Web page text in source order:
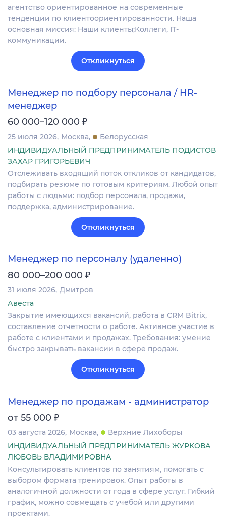
агентство ориентированное на современные
тенденции по клиентоориентированности. Наша
основная миссия: Наши клиенты;Коллеги, IT-
коммуникации.
Откликнуться
Менеджер по подбору персонала / HR-
менеджер
60 000–120 000 ₽
25 июля 2026 Москва
Белорусская
ИНДИВИДУАЛЬНЫЙ ПРЕДПРИНИМАТЕЛЬ ПОДИСТОВ
ЗАХАР ГРИГОРЬЕВИЧ
Отслеживать входящий поток откликов от кандидатов,
подбирать резюме по готовым критериям. Любой опыт
работы с людьми: подбор персонала, продажи,
поддержка, администрирование.
Откликнуться
Менеджер по персоналу (удаленно)
80 000–200 000 ₽
31 июля 2026 Дмитров
Авеста
Закрытие имеющихся вакансий, работа в CRM Bitrix,
составление отчетности о работе. Активное участие в
работе с клиентами и продажах. Требования: умение
быстро закрывать вакансии в сфере продаж.
Откликнуться
Менеджер по продажам - администратор
от 55 000 ₽
03 августа 2026 Москва
Верхние Лихоборы
ИНДИВИДУАЛЬНЫЙ ПРЕДПРИНИМАТЕЛЬ ЖУРКОВА
ЛЮБОВЬ ВЛАДИМИРОВНА
Консультировать клиентов по занятиям, помогать с
выбором формата тренировок. Опыт работы в
аналогичной должности от года в сфере услуг. Гибкий
график, можно совмещать с учебой или другими
проектами.